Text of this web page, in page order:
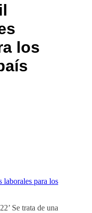
los
Se trata de una